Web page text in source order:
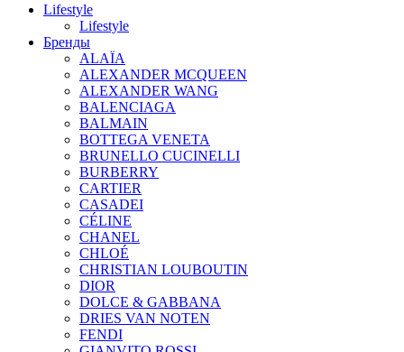
Lifestyle
Lifestyle
Бренды
ALAÏA
ALEXANDER MCQUEEN
ALEXANDER WANG
BALENCIAGA
BALMAIN
BOTTEGA VENETA
BRUNELLO CUCINELLI
BURBERRY
CARTIER
CASADEI
CÉLINE
CHANEL
CHLOÉ
CHRISTIAN LOUBOUTIN
DIOR
DOLCE & GABBANA
DRIES VAN NOTEN
FENDI